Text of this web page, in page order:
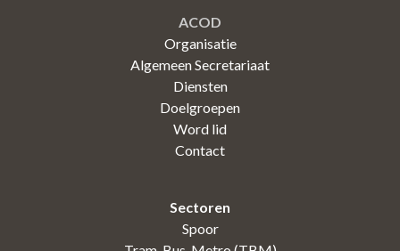
ACOD
Organisatie
Algemeen Secretariaat
Diensten
Doelgroepen
Word lid
Contact
Sectoren
Spoor